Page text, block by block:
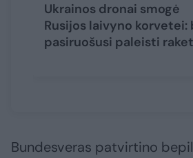
Ukrainos dronai smogė
Rusijos laivyno korvetei:
pasiruošusi paleisti
Bundesveras patvirtino